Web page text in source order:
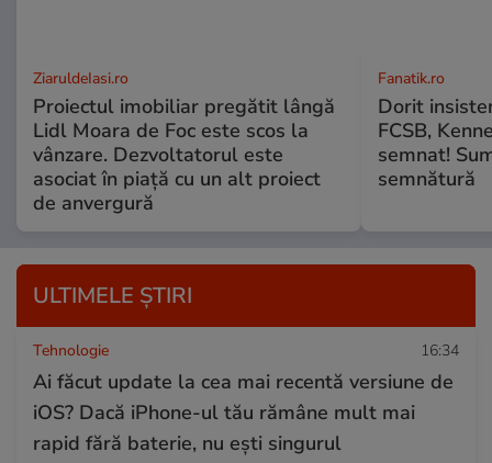
ZiaruldeIasi.ro
Proiectul imobiliar pregătit lângă
Lidl Moara de Foc este scos la
vânzare. Dezvoltatorul este
asociat în piață cu un alt proiect
de anvergură
Fanatik.ro
Dorit
FCSB,
semnat!
semnătură
ULTIMELE ȘTIRI
Tehnologie 16:34
Ai făcut update la cea mai recentă versiune de
iOS? Dacă iPhone-ul tău rămâne mult mai
rapid fără baterie, nu ești singurul